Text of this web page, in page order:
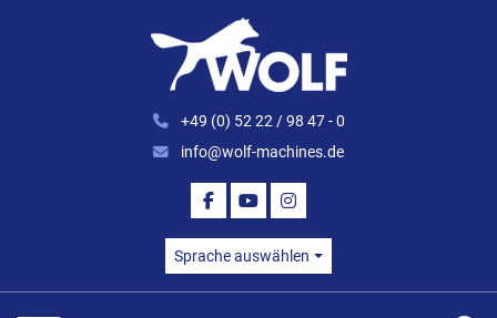
+49 (0) 52 22 / 98 47 - 0
info@wolf-machines.de
FACEBOOK
YOUTUBEINSTAGRAM
Sprache auswählen